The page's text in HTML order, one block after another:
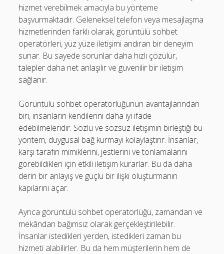
hizmet verebilmek amacıyla bu yönteme
başvurmaktadır. Geleneksel telefon veya mesajlaşma
hizmetlerinden farklı olarak, görüntülü sohbet
operatörleri, yüz yüze iletişimi andıran bir deneyim
sunar. Bu sayede sorunlar daha hızlı çözülür,
talepler daha net anlaşılır ve güvenilir bir iletişim
sağlanır.
Görüntülü sohbet operatörlüğünün avantajlarından
biri, insanların kendilerini daha iyi ifade
edebilmeleridir. Sözlü ve sözsüz iletişimin birleştiği bu
yöntem, duygusal bağ kurmayı kolaylaştırır. İnsanlar,
karşı tarafın mimiklerini, jestlerini ve tonlamalarını
görebildikleri için etkili iletişim kurarlar. Bu da daha
derin bir anlayış ve güçlü bir ilişki oluşturmanın
kapılarını açar.
Ayrıca görüntülü sohbet operatörlüğü, zamandan ve
mekândan bağımsız olarak gerçekleştirilebilir.
İnsanlar istedikleri yerden, istedikleri zaman bu
hizmeti alabilirler. Bu da hem müşterilerin hem de